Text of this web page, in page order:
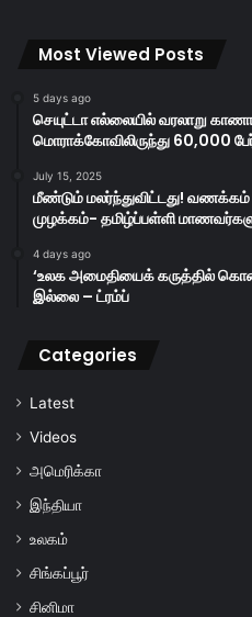
Most Viewed Posts
5 days ago
செயுட்டா எல்லையில் வரலாறு
மொராக்கோவிலிருந்து 60,000
July 15, 2025
மீண்டும் மலர்ந்துவிட்டது! வணக்கம்
முழக்கம்- தமிழ்ப்பள்ளி
4 days ago
‘உலக அமைதியைக் கருத்தில்
இல்லை – ட்ரம்ப்
Categories
Latest
Videos
அமெரிக்கா
இந்தியா
உலகம்
சிங்கப்பூர்
சினிமா